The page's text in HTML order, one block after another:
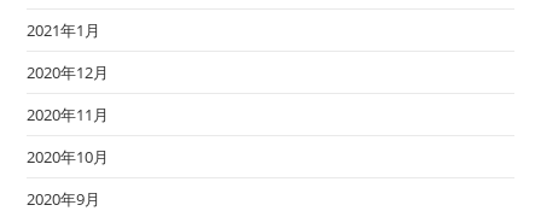
2021年1月
2020年12月
2020年11月
2020年10月
2020年9月